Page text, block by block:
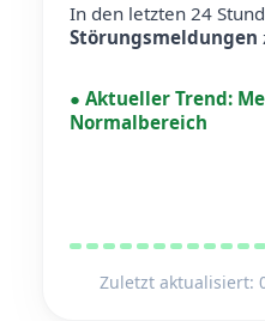
In den letzten 24
Störungsmeldungen
● Aktueller Trend:
Normalbereich
Zuletzt aktualisiert: